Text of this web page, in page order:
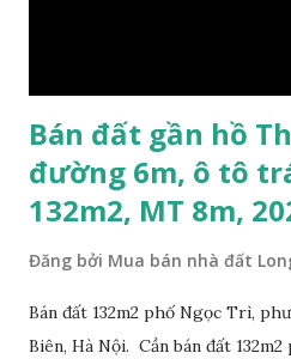
Bán đất gần hồ
đường 6m, ô tô
132m2, MT 8m,
Đăng bởi Mua bán nhà đất
Bán đất 132m2 phố Ngọc Trì,
Biên, Hà Nội. Cần bán đất